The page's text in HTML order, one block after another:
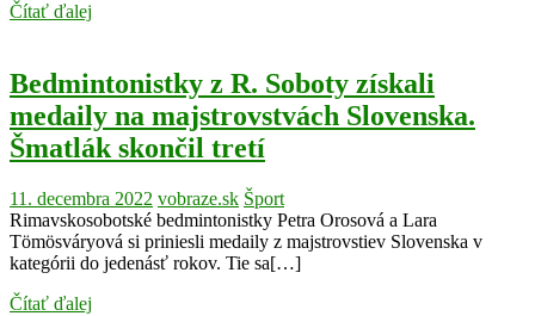
Čítať ďalej
Bedmintonistky z R. Soboty získali
medaily na majstrovstvách Slovenska.
Šmatlák skončil tretí
11. decembra 2022 vobraze.sk Šport
Rimavskosobotské bedmintonistky Petra Orosová a Lara
Tömösváryová si priniesli medaily z majstrovstiev Slovenska v
kategórii do jedenásť rokov. Tie sa[…]
Čítať ďalej